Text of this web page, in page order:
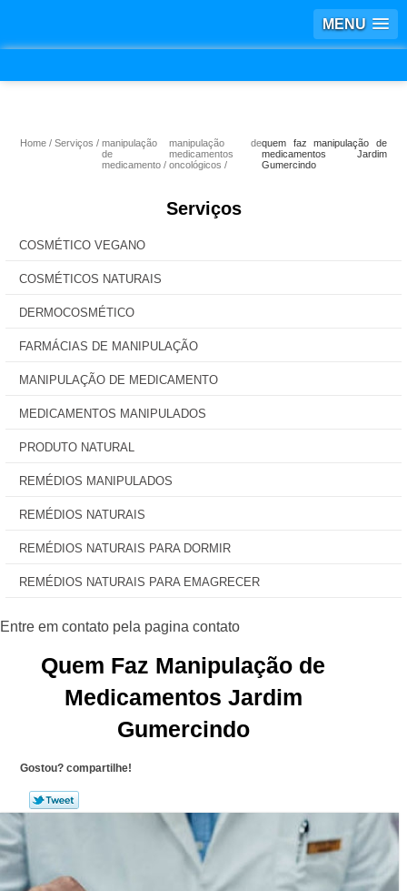
MENU
Home Serviços
manipulação
de
medicamento
manipulação de
medicamentos
oncológicos
quem faz manipulação de
medicamentos Jardim
Gumercindo
Serviços
COSMÉTICO VEGANO
COSMÉTICOS NATURAIS
DERMOCOSMÉTICO
FARMÁCIAS DE MANIPULAÇÃO
MANIPULAÇÃO DE MEDICAMENTO
MEDICAMENTOS MANIPULADOS
PRODUTO NATURAL
REMÉDIOS MANIPULADOS
REMÉDIOS NATURAIS
REMÉDIOS NATURAIS PARA DORMIR
REMÉDIOS NATURAIS PARA EMAGRECER
Quem Faz Manipulação de
Medicamentos Jardim
Gumercindo
Gostou? compartilhe!